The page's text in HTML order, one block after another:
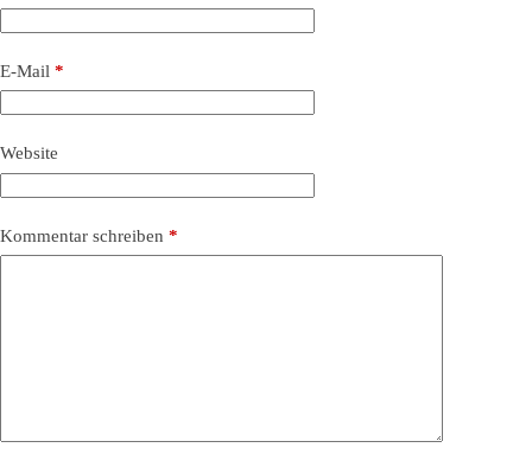
E-Mail *
Website
Kommentar schreiben *